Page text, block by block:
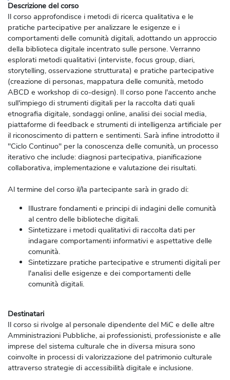
Descrizione del corso
Il corso approfondisce i metodi di ricerca qualitativa e le
pratiche partecipative per analizzare le esigenze e i
comportamenti delle comunità digitali, adottando un approccio
della biblioteca digitale incentrato sulle persone. Verranno
esplorati metodi qualitativi (interviste, focus group, diari,
storytelling, osservazione strutturata) e pratiche partecipative
(creazione di personas, mappatura delle comunità, metodo
ABCD e workshop di co-design). Il corso pone l'accento anche
sull'impiego di strumenti digitali per la raccolta dati quali
etnografia digitale, sondaggi online, analisi dei social media,
piattaforme di feedback e strumenti di intelligenza artificiale per
il riconoscimento di pattern e sentimenti. Sarà infine introdotto il
"Ciclo Continuo" per la conoscenza delle comunità, un processo
iterativo che include: diagnosi partecipativa, pianificazione
collaborativa, implementazione e valutazione dei risultati.
Al termine del corso il/la partecipante sarà in grado di:
Illustrare fondamenti e principi di indagini delle comunità
al centro delle biblioteche digitali.
Sintetizzare i metodi qualitativi di raccolta dati per
indagare comportamenti informativi e aspettative delle
comunità.
Sintetizzare pratiche partecipative e strumenti digitali per
l'analisi delle esigenze e dei comportamenti delle
comunità digitali.
Destinatari
Il corso si rivolge al personale dipendente del MiC e delle altre
Amministrazioni Pubbliche, ai professionisti, professioniste e alle
imprese del sistema culturale che in diversa misura sono
coinvolte in processi di valorizzazione del patrimonio culturale
attraverso strategie di accessibilità digitale e inclusione.